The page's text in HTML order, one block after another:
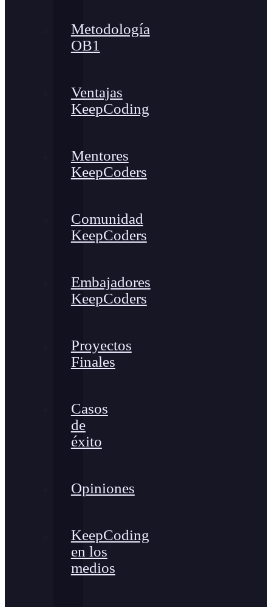
Metodología
OB1
Ventajas
KeepCoding
Mentores
KeepCoders
Comunidad
KeepCoders
Embajadores
KeepCoders
Proyectos
Finales
Casos
de
éxito
Opiniones
KeepCoding
en los
medios